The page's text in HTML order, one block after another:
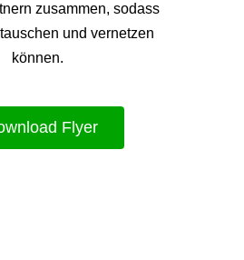
zusammen, sodass
und vernetzen
können.
Flyer